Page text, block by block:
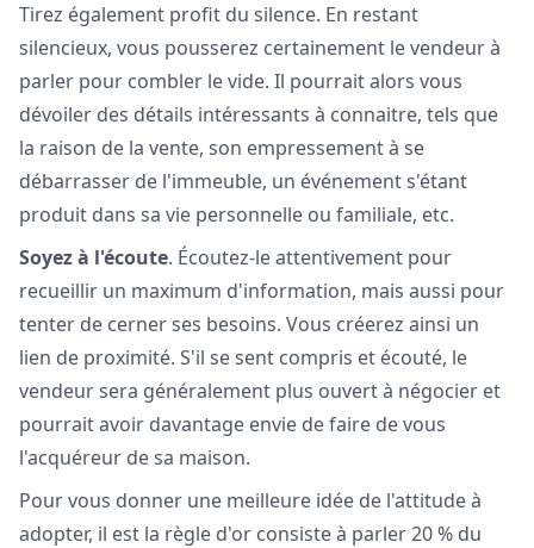
Tirez également profit du silence. En restant
silencieux, vous pousserez certainement le vendeur à
parler pour combler le vide. Il pourrait alors vous
dévoiler des détails intéressants à connaitre, tels que
la raison de la vente, son empressement à se
débarrasser de l'immeuble, un événement s'étant
produit dans sa vie personnelle ou familiale, etc.
Soyez à l'écoute. Écoutez-le attentivement pour
recueillir un maximum d'information, mais aussi pour
tenter de cerner ses besoins. Vous créerez ainsi un
lien de proximité. S'il se sent compris et écouté, le
vendeur sera généralement plus ouvert à négocier et
pourrait avoir davantage envie de faire de vous
l'acquéreur de sa maison.
Pour vous donner une meilleure idée de l'attitude à
adopter, il est la règle d'or consiste à parler 20 % du